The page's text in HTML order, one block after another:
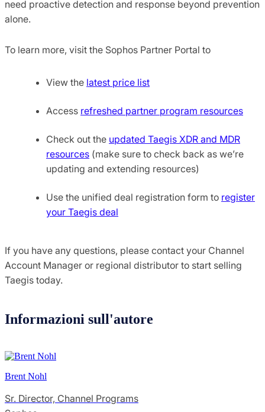
need proactive detection and response beyond prevention
alone.
To learn more, visit the Sophos Partner Portal to
View the latest price list
Access refreshed partner program resources
Check out the updated Taegis XDR and MDR
resources (make sure to check back as we’re
updating and extending resources)
Use the unified deal registration form to register
your Taegis deal
If you have any questions, please contact your Channel
Account Manager or regional distributor to start selling
Taegis today.
Informazioni sull'autore
Brent Nohl
Sr. Director, Channel Programs